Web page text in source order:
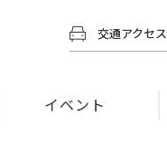
交通アクセス
イベント